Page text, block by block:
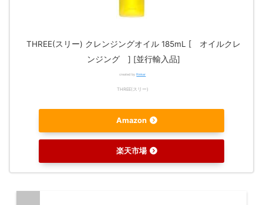
THREE(スリー) クレンジングオイル 185mL [ オイルクレ
ンジング ] [並行輸入品]
created byRinker
THREE(スリー)
Amazon
楽天市場